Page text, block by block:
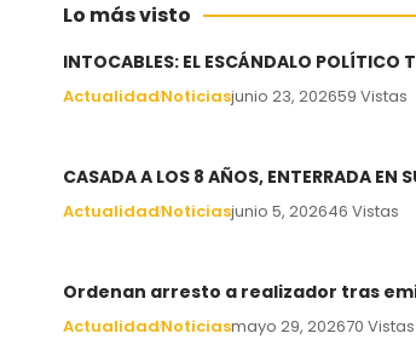
Lo más visto
INTOCABLES: EL ESCÁNDALO POLÍTICO
ActualidadNoticiasjunio 23, 202659 Vistas
CASADA A LOS 8 AÑOS, ENTERRADA EN
ActualidadNoticiasjunio 5, 202646 Vistas
Ordenan arresto a realizador tras
ActualidadNoticiasmayo 29, 202670 Vistas